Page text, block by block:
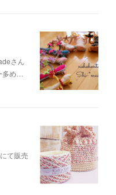
さん
め…
て販売